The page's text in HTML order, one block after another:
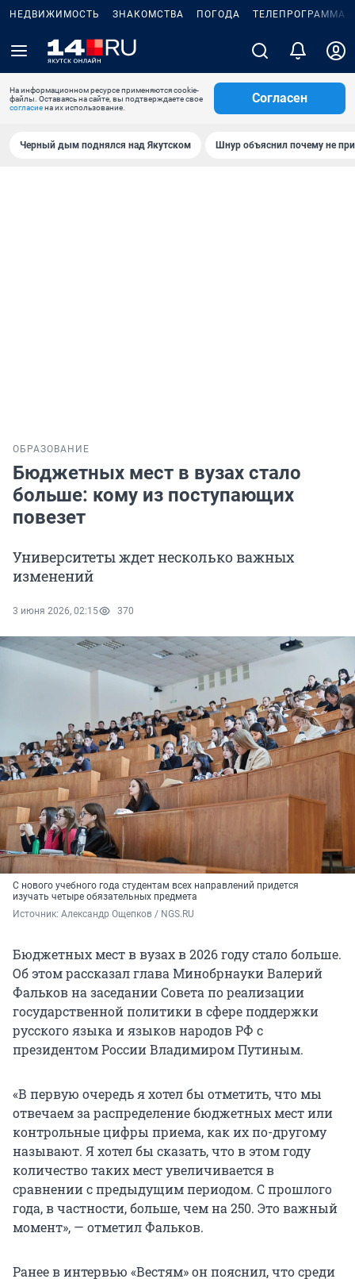
НЕДВИЖИМОСТЬ ЗНАКОМСТВА ПОГОДА ТЕЛЕПРОГРАММА
На информационном ресурсе применяются cookie-
файлы. Оставаясь на сайте, вы подтверждаете свое
согласиена их использование.
Согласен
Черный дым поднялся над Якутском Шнур объяснил почему не
ОБРАЗОВАНИЕ
Бюджетных мест в вузах стало
больше: кому из поступающих
повезет
Университеты ждет несколько важных
изменений
3 июня 2026, 02:15 370
С нового учебного года студентам всех направлений придется
изучать четыре обязательных предмета
Источник: Александр Ощепков / NGS.RU
Бюджетных мест в вузах в 2026 году стало больше.
Об этом рассказал глава Минобрнауки Валерий
Фальков на заседании Совета по реализации
государственной политики в сфере поддержки
русского языка и языков народов РФ с
президентом России Владимиром Путиным.
«В первую очередь я хотел бы отметить, что мы
отвечаем за распределение бюджетных мест или
контрольные цифры приема, как их по-другому
называют. Я хотел бы сказать, что в этом году
количество таких мест увеличивается в
сравнении с предыдущим периодом. С прошлого
года, в частности, больше, чем на 250. Это важный
момент», — отметил Фальков.
Ранее в интервью «Вестям» он пояснил, что среди